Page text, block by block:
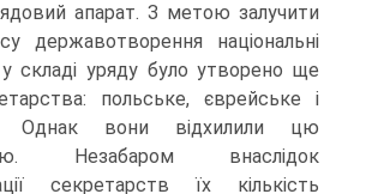
апарат. З метою залучити
державотворення національні
складі уряду було утворено ще
польське, єврейське і
Однак вони відхилили цю
Незабаром внаслідок
секретарств їх кількість